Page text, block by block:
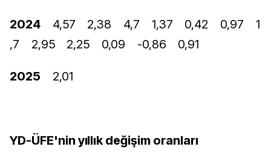
2024 4,57 2,38 4,7 1,37 0,42 0,97
1
,7
2,95 2,25 0,09 -0,86 0,91
2025 2,01
YD-ÜFE'nin yıllık değişim oranları